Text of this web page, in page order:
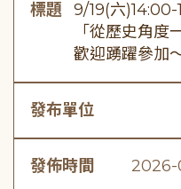
標題 9/19(六
「從歷史角度
歡迎踴躍參加～
發布單位
發佈時間 2026-